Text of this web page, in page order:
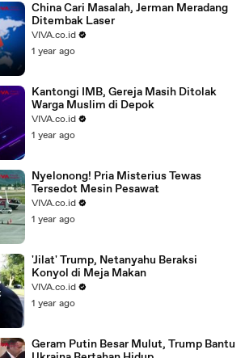
China Cari Masalah, Jerman Meradang
Ditembak Laser
VIVA.co.id
1 year ago
Kantongi IMB, Gereja Masih Ditolak
Warga Muslim di Depok
VIVA.co.id
1 year ago
Nyelonong! Pria Misterius Tewas
Tersedot Mesin Pesawat
VIVA.co.id
1 year ago
'Jilat' Trump, Netanyahu Beraksi
Konyol di Meja Makan
VIVA.co.id
1 year ago
Geram Putin Besar Mulut, Trump Bantu